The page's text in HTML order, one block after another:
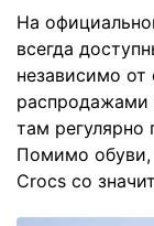
На
всегда
независимо от
распродажами
там регулярно
Помимо
Crocs со